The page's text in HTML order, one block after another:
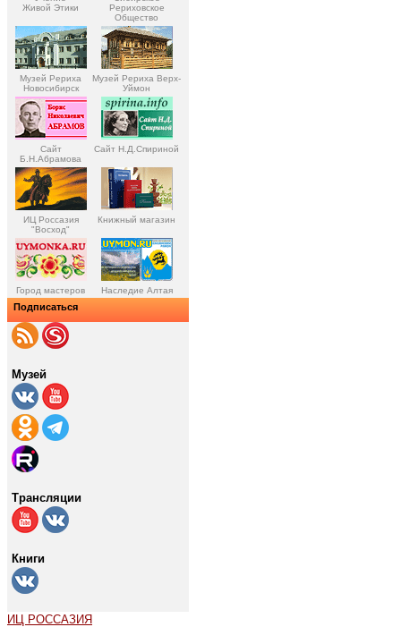
Живой Этики
Рериховское
Общество
Музей Рериха
Новосибирск
Музей Рериха Верх-
Уймон
Сайт
Б.Н.Абрамова
Сайт Н.Д.Спириной
ИЦ Россазия
"Восход"
Книжный магазин
Город мастеров Наследие Алтая
Подписаться
Музей
Трансляции
Книги
ИЦ РОССАЗИЯ